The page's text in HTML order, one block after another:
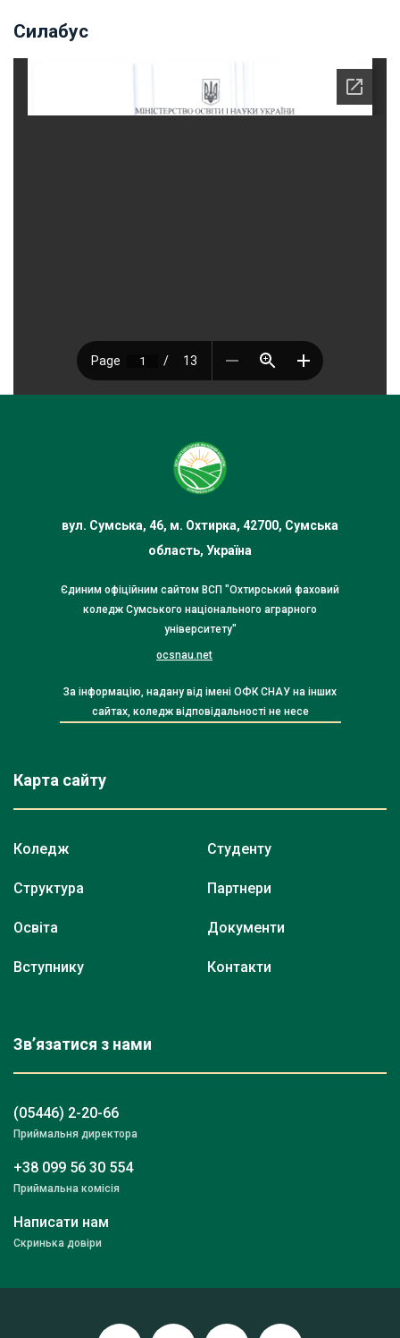
Силабус
вул. Сумська, 46, м. Охтирка, 42700, Сумська
область, Україна
Єдиним офіційним сайтом ВСП "Охтирський фаховий
коледж Сумського національного аграрного
університету"
ocsnau.net
За інформацію, надану від імені ОФК СНАУ на інших
сайтах, коледж відповідальності не несе
Карта сайту
Коледж
Структура
Освіта
Вступнику
Студенту
Партнери
Документи
Контакти
Зв’язатися з нами
(05446) 2-20-66
Приймальня директора
+38 099 56 30 554
Приймальна комісія
Написати нам
Скринька довіри